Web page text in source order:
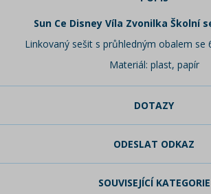
Sun Ce Disney Víla Zvonilka Školní
Linkovaný sešit s průhledným obalem se
Materiál: plast, papír
DOTAZY
ODESLAT ODKAZ
SOUVISEJÍCÍ KATEGORIE